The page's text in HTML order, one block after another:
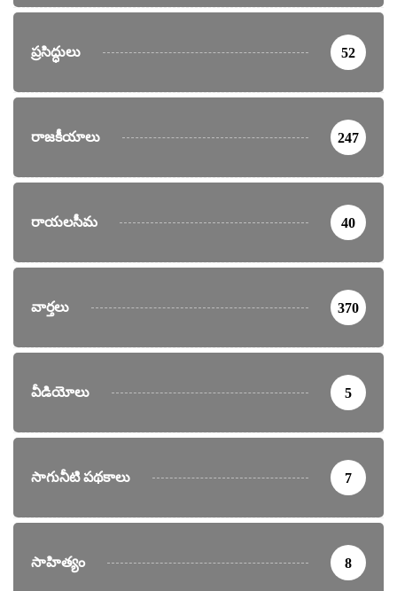
ప్రసిద్ధులు 52
రాజకీయాలు 247
రాయలసీమ 40
వార్తలు 370
వీడియోలు 5
సాగునీటి పథకాలు 7
సాహిత్యం 8